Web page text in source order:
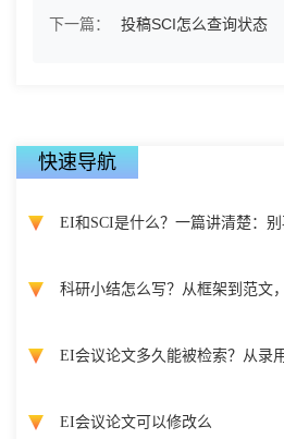
下一篇：
投稿SCI怎么查询状态
快速导航
EI和SCI是什么？一篇讲清楚：
科研小结怎么写？从框架到范文
EI会议论文多久能被检索？从录
EI会议论文可以修改么